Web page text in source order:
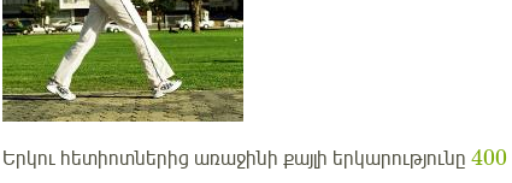
Երկու հետիոտներից առաջինի քայլի երկարությունը 400